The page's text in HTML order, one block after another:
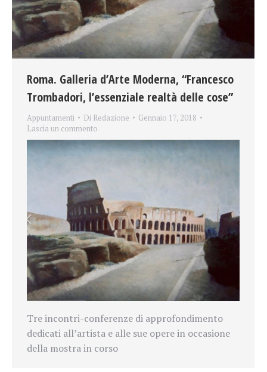
Roma. Galleria d’Arte Moderna, “Francesco
Trombadori, l’essenziale realtà delle cose”
Appuntamenti Di Redazione
Gennaio 17, 2018
Lascia un commento
Tre incontri-conferenze di approfondimento
dedicati all’artista e alle sue opere in occasione
della mostra in corso